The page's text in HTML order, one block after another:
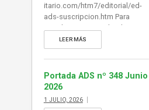
itario.com/htm7/editorial/ed-
ads-suscripcion.htm Para
visualizar un ejemplar de ADS
(si desea desplegar índice de
contenidos al margen del E-
Book puede habilitarlo en
Explorer y en Chrome en la
barra de herramientas superior.
cada noticia desde la portada
LEER MÁS
Portada ADS nº 348 Junio
2026
1 JULIO, 2026